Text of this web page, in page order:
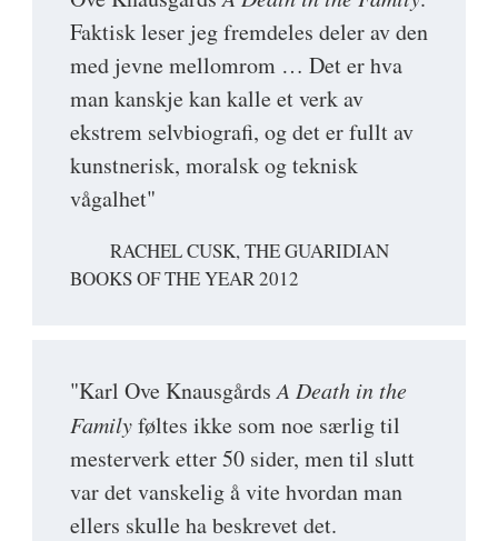
Faktisk leser jeg fremdeles deler av den
med jevne mellomrom … Det er hva
man kanskje kan kalle et verk av
ekstrem selvbiografi, og det er fullt av
kunstnerisk, moralsk og teknisk
vågalhet"
RACHEL CUSK, THE GUARIDIAN
BOOKS OF THE YEAR 2012
"Karl Ove KnausgårdsA Death in the
Familyføltes ikke som noe særlig til
mesterverk etter 50 sider, men til slutt
var det vanskelig å vite hvordan man
ellers skulle ha beskrevet det.